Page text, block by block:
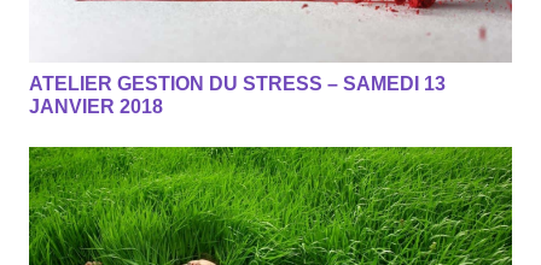
ATELIER GESTION DU STRESS – SAMEDI 13
JANVIER 2018